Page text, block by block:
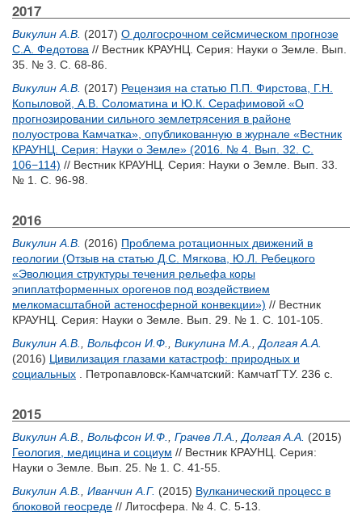
2017
Викулин А.В. (2017) О долгосрочном сейсмическом прогнозе
С.А. Федотова // Вестник КРАУНЦ. Серия: Науки о Земле. Вып.
35. № 3. С. 68-86.
Викулин А.В. (2017) Рецензия на статью П.П. Фирстова, Г.Н.
Копыловой, А.В. Соломатина и Ю.К. Серафимовой «О
прогнозировании сильного землетрясения в районе
полуострова Камчатка», опубликованную в журнале «Вестник
КРАУНЦ. Серия: Науки о Земле» (2016. № 4. Вып. 32. С.
106−114) // Вестник КРАУНЦ. Серия: Науки о Земле. Вып. 33.
№ 1. С. 96-98.
2016
Викулин А.В. (2016) Проблема ротационных движений в
геологии (Отзыв на статью Д.С. Мягкова, Ю.Л. Ребецкого
«Эволюция структуры течения рельефа коры
эпиплатформенных орогенов под воздействием
мелкомасштабной астеносферной конвекции») // Вестник
КРАУНЦ. Серия: Науки о Земле. Вып. 29. № 1. С. 101-105.
Викулин А.В.
Вольфсон И.Ф. Викулина М.А.
Долгая А.А.
(2016) Цивилизация глазами катастроф: природных и
социальных . Петропавловск-Камчатский: КамчатГТУ. 236 с.
2015
Викулин А.В. Вольфсон И.Ф. Грачев Л.А. Долгая А.А. (2015)
Геология, медицина и социум // Вестник КРАУНЦ. Серия:
Науки о Земле. Вып. 25. № 1. С. 41-55.
Викулин А.В.
Иванчин А.Г. (2015) Вулканический процесс в
блоковой геосреде // Литосфера. № 4. С. 5-13.